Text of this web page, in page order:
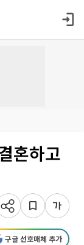
혼하고
구글 선호매체 추가